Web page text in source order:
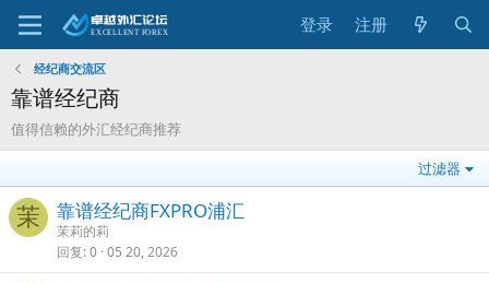
登录 注册
经纪商交流区
靠谱经纪商
值得信赖的外汇经纪商推荐
过滤器
茉 靠谱经纪商FXPRO浦汇
茉莉的莉
回复 0 05 20, 2026